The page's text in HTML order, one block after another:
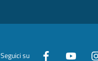
Seguici su